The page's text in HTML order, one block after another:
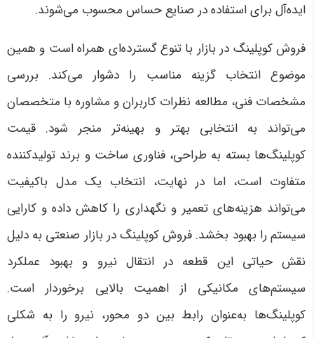
ایده‌آل برای استفاده در صنایع حساس محسوب می‌شوند.
فروش کوپلینگ در بازار با تنوع گسترده‌ای همراه است و همین
موضوع انتخاب گزینه مناسب را دشوار می‌کند. بررسی
مشخصات فنی، مطالعه نظرات کاربران و مشاوره با متخصصان
می‌تواند به انتخابی بهتر و بهینه‌تر منجر شود. قیمت
کوپلینگ‌ها بسته به طراحی، فناوری ساخت و برند تولیدکننده
متفاوت است، اما در نهایت، انتخاب یک مدل باکیفیت
می‌تواند هزینه‌های تعمیر و نگهداری را کاهش داده و کارایی
سیستم را بهبود بخشد. فروش کوپلینگ در بازار صنعتی به دلیل
نقش حیاتی این قطعه در انتقال نیرو و بهبود عملکرد
سیستم‌های مکانیکی از اهمیت بالایی برخوردار است.
کوپلینگ‌ها به‌عنوان رابط بین دو محور، نیرو را به شکلی